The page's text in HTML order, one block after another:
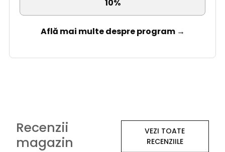
10%
Află mai multe despre program →
Recenzii
magazin
VEZI TOATE
RECENZIILE